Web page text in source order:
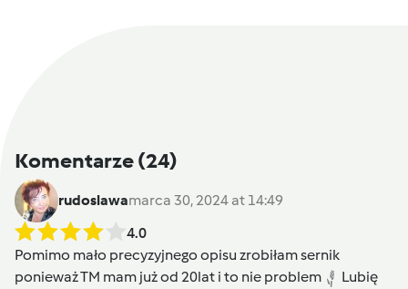
Komentarze(24)
rudoslawamarca 30, 2024 at 14:49
4.0
Pomimo mało precyzyjnego opisu zrobiłam sernik
ponieważ TM mam już od 20lat i to nie problem
Lubię